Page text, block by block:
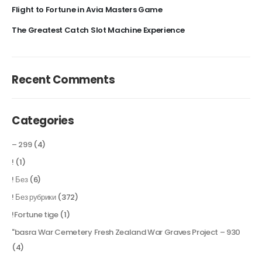
Flight to Fortune in Avia Masters Game
The Greatest Catch Slot Machine Experience
Recent Comments
Categories
– 299(4)
! (1)
! Без(6)
! Без рубрики(372)
!Fortune tige(1)
"basra War Cemetery Fresh Zealand War Graves Project – 930
(4)